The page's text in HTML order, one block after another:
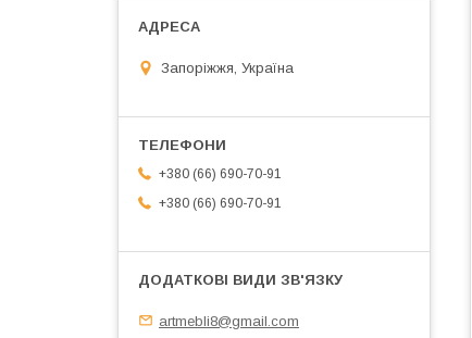
Запоріжжя, Україна
+380 (66) 690-70-91
+380 (66) 690-70-91
artmebli8@gmail.com